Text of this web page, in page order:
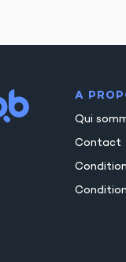
A
Qui
Contact